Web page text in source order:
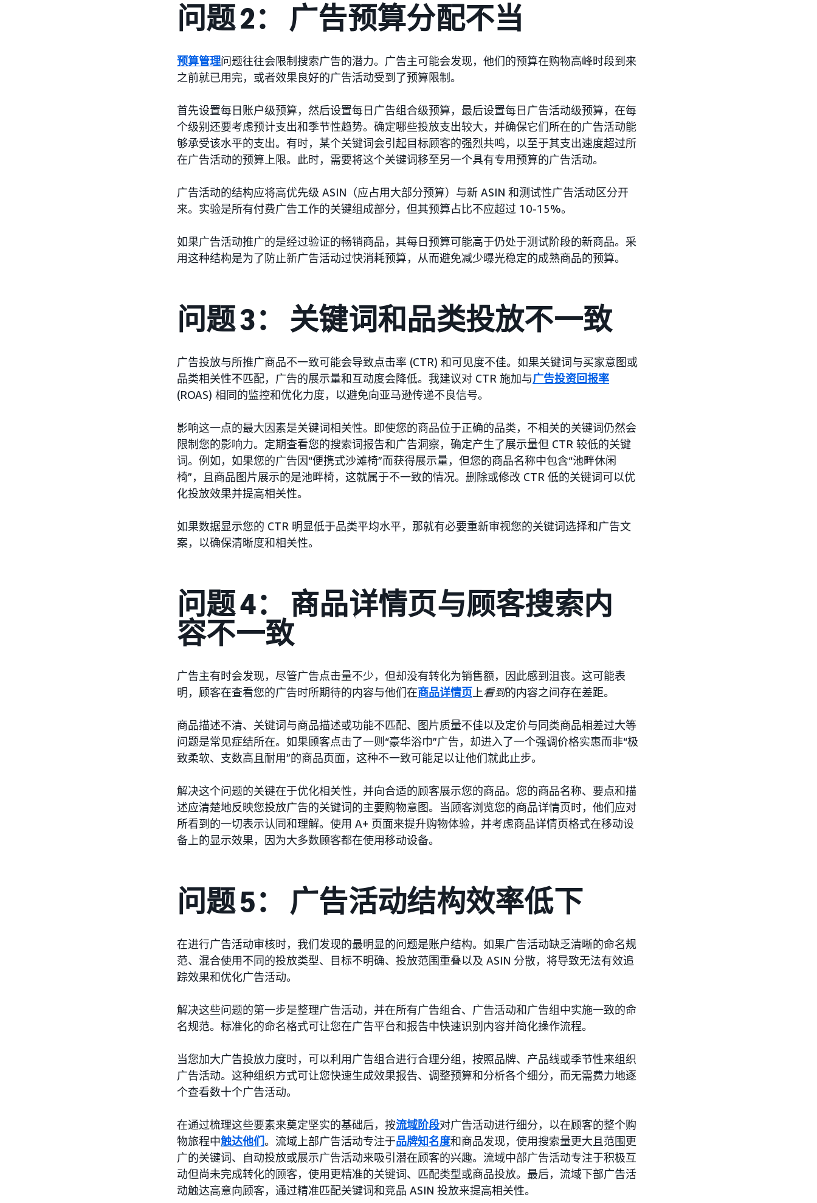
问题 2： 广告预算分配不当
预算管理问题往往会限制搜索广告的潜力。广告主可能会发现，他们的预算在购物高峰时段到来
之前就已用完，或者效果良好的广告活动受到了预算限制。
首先设置每日账户级预算，然后设置每日广告组合级预算，最后设置每日广告活动级预算，在每
个级别还要考虑预计支出和季节性趋势。确定哪些投放支出较大，并确保它们所在的广告活动能
够承受该水平的支出。有时，某个关键词会引起目标顾客的强烈共鸣，以至于其支出速度超过所
在广告活动的预算上限。此时，需要将这个关键词移至另一个具有专用预算的广告活动。
广告活动的结构应将高优先级 ASIN（应占用大部分预算）与新 ASIN 和测试性广告活动区分开
来。实验是所有付费广告工作的关键组成部分，但其预算占比不应超过 10-15%。
如果广告活动推广的是经过验证的畅销商品，其每日预算可能高于仍处于测试阶段的新商品。采
用这种结构是为了防止新广告活动过快消耗预算，从而避免减少曝光稳定的成熟商品的预算。
问题 3： 关键词和品类投放不一致
广告投放与所推广商品不一致可能会导致点击率 (CTR) 和可见度不佳。如果关键词与买家意图或
品类相关性不匹配，广告的展示量和互动度会降低。我建议对 CTR 施加与广告投资回报率
(ROAS) 相同的监控和优化力度，以避免向亚马逊传递不良信号。
影响这一点的最大因素是关键词相关性。即使您的商品位于正确的品类，不相关的关键词仍然会
限制您的影响力。定期查看您的搜索词报告和广告洞察，确定产生了展示量但 CTR 较低的关键
词。例如，如果您的广告因“便携式沙滩椅”而获得展示量，但您的商品名称中包含“池畔休闲
椅”，且商品图片展示的是池畔椅，这就属于不一致的情况。删除或修改 CTR 低的关键词可以优
化投放效果并提高相关性。
如果数据显示您的 CTR 明显低于品类平均水平，那就有必要重新审视您的关键词选择和广告文
案，以确保清晰度和相关性。
问题 4： 商品详情页与顾客搜索内
容不一致
广告主有时会发现，尽管广告点击量不少，但却没有转化为销售额，因此感到沮丧。这可能表
明，顾客在查看您的广告时所期待的内容与他们在商品详情页 上看到的内容之间存在差距。
商品描述不清、关键词与商品描述或功能不匹配、图片质量不佳以及定价与同类商品相差过大等
问题是常见症结所在。如果顾客点击了一则“豪华浴巾”广告，却进入了一个强调价格实惠而非“极
致柔软、支数高且耐用”的商品页面，这种不一致可能足以让他们就此止步。
解决这个问题的关键在于优化相关性，并向合适的顾客展示您的商品。您的商品名称、要点和描
述应清楚地反映您投放广告的关键词的主要购物意图。当顾客浏览您的商品详情页时，他们应对
所看到的一切表示认同和理解。使用 A+ 页面来提升购物体验，并考虑商品详情页格式在移动设
备上的显示效果，因为大多数顾客都在使用移动设备。
问题 5： 广告活动结构效率低下
在进行广告活动审核时，我们发现的最明显的问题是账户结构。如果广告活动缺乏清晰的命名规
范、混合使用不同的投放类型、目标不明确、投放范围重叠以及 ASIN 分散，将导致无法有效追
踪效果和优化广告活动。
解决这些问题的第一步是整理广告活动，并在所有广告组合、广告活动和广告组中实施一致的命
名规范。标准化的命名格式可让您在广告平台和报告中快速识别内容并简化操作流程。
当您加大广告投放力度时，可以利用广告组合进行合理分组，按照品牌、产品线或季节性来组织
广告活动。这种组织方式可让您快速生成效果报告、调整预算和分析各个细分，而无需费力地逐
个查看数十个广告活动。
在通过梳理这些要素来奠定坚实的基础后，按流域阶段对广告活动进行细分，以在顾客的整个购
物旅程中触达他们。流域上部广告活动专注于品牌知名度和商品发现，使用搜索量更大且范围更
广的关键词、自动投放或展示广告活动来吸引潜在顾客的兴趣。流域中部广告活动专注于积极互
动但尚未完成转化的顾客，使用更精准的关键词、匹配类型或商品投放。最后，流域下部广告活
动触达高意向顾客，通过精准匹配关键词和竞品 ASIN 投放来提高相关性。